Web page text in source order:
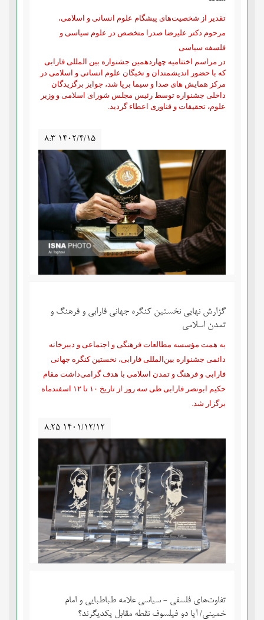
تقدیر از شخصیت‌های پیشگام علوم انسانی و اسلامی،
مرحوم دکتر علیرضا صدرا متخصص در علوم سیاسی و
فلسفه سیاسی
در مراسم اختتامیه چهاردهمین جشنواره بین المللی فارابی
که با حضور اندیشمندان و نخبگان علوم‌ انسانی و اسلامی در
مرکز همایش های صدا و سیما برپا شد، جوایز برگزیدگان
داخلی جشنواره توسط رئیس مجلس شورای اسلامی و وزیر
علوم، تحقیقات و فناوری اعطاء گردید.
۸:۳ ۱۴۰۲/۴/۱۵
گزارش نهایی نخستین کنگره جهانی فارابی و فرهنگ و
تمدن اسلامی
به همت مؤسسه مطالعات فرهنگی و اجتماعی و دبیرخانه
دائمی جشنواره بین‌المللی فارابی، نخستین کنگره جهانی
فارابی و فرهنگ و تمدن اسلامی با هدف گرامی‌داشت مقام
حکیم ابونصر فارابی طی سه روز از تاریخ ۱۰ تا ۱۲ اسفندماه
برگزار شد.
۸:۲۵ ۱۴۰۱/۱۲/۱۲
تفاوت‌های فلسفی - سیاسی علامه طباطبایی و امام
خمینی/ آیا دو فیلسوف نقطه مقابل یکدیگرند؟